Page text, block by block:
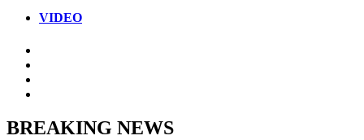
VIDEO
BREAKING NEWS